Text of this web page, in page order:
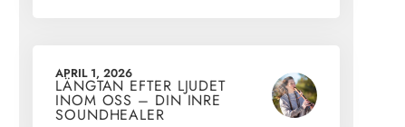
APRIL 1, 2026
LÄNGTAN EFTER LJUDET
INOM OSS – DIN INRE
SOUNDHEALER